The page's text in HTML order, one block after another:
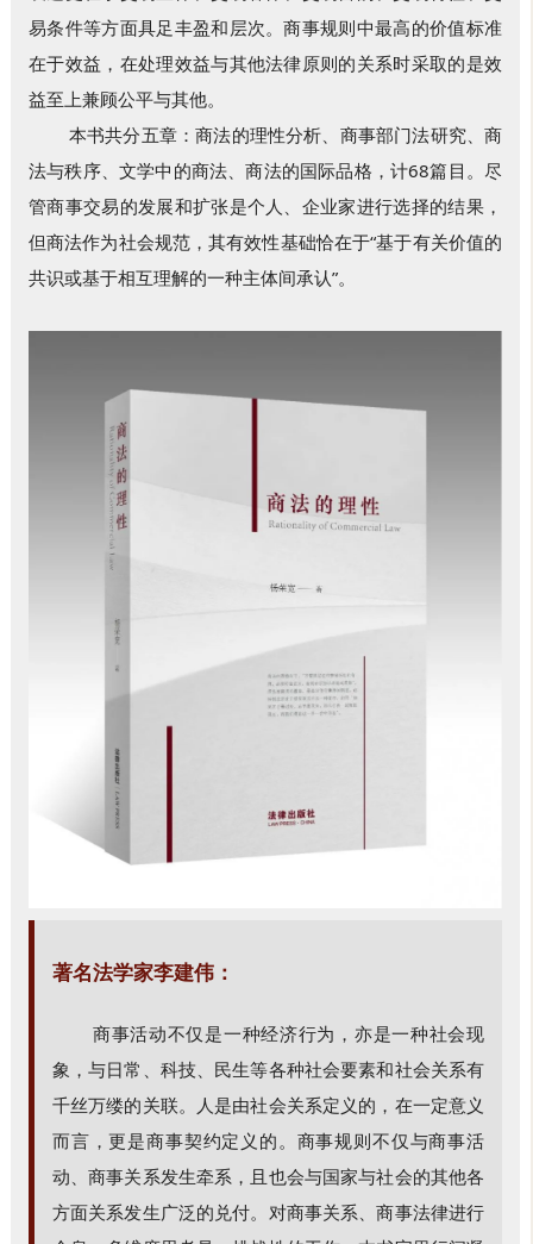
易条件等方面具足丰盈和层次。商事规则中最高的价值标准
在于效益，在处理效益与其他法律原则的关系时采取的是效
益至上兼顾公平与其他。
本书共分五章：商法的理性分析、商事部门法研究、商
法与秩序、文学中的商法、商法的国际品格，计68篇目。尽
管商事交易的发展和扩张是个人、企业家进行选择的结果，
但商法作为社会规范，其有效性基础恰在于“基于有关价值的
共识或基于相互理解的一种主体间承认”。
著名法学家李建伟：
商事活动不仅是一种经济行为，亦是一种社会现
象，与日常、科技、民生等各种社会要素和社会关系有
千丝万缕的关联。人是由社会关系定义的，在一定意义
而言，更是商事契约定义的。商事规则不仅与商事活
动、商事关系发生牵系，且也会与国家与社会的其他各
方面关系发生广泛的兑付。对商事关系、商事法律进行